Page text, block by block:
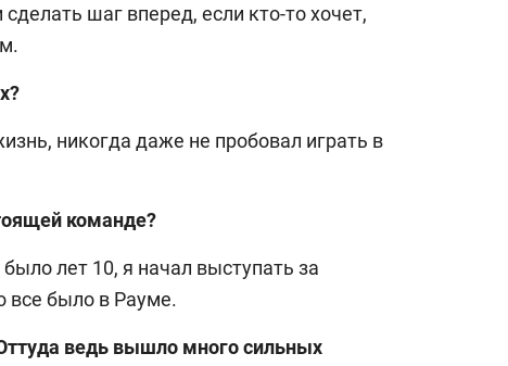
шаг вперед, если кто-то хочет,
никогда даже не пробовал играть в
команде?
лет 10, я начал выступать за
все было в Рауме.
ведь вышло много сильных
первая, Гамова – только